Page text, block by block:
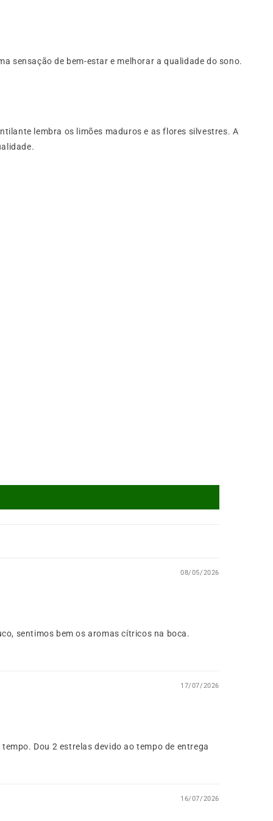
sensação de bem-estar e melhorar a qualidade do sono.
lembra os limões maduros e as flores silvestres. A
08/05/2026
sentimos bem os aromas cítricos na boca.
17/07/2026
Dou 2 estrelas devido ao tempo de entrega
16/07/2026